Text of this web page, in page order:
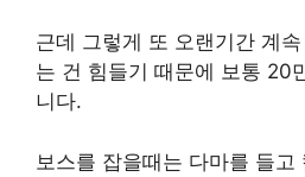
근데 그렇게 또 오랜기간 계
는 건 힘들기 때문에 보통 20
니다.
보스를 잡을때는 다마를 들고